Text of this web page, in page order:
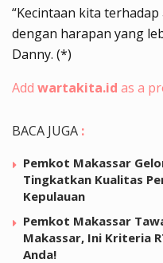
“Kecintaan kita
dengan harapan yang
Danny. (*)
Add wartakita.id as a
BACA JUGA :
Pemkot Makassar
Tingkatkan Kualitas
Kepulauan
Pemkot Makassar
Makassar, Ini Kriteria
Anda!